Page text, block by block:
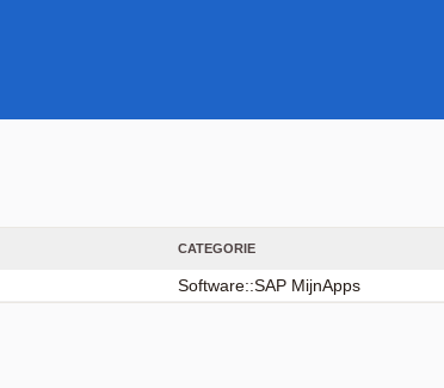
CATEGORIE
Software::SAP MijnApps